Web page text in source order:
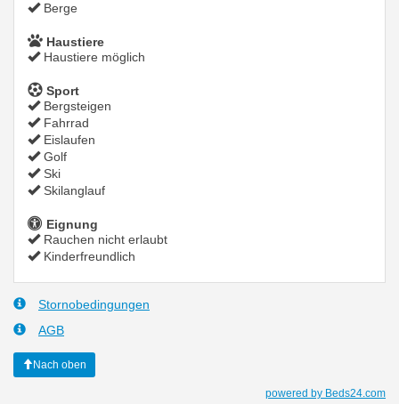
Berge
Haustiere
Haustiere möglich
Sport
Bergsteigen
Fahrrad
Eislaufen
Golf
Ski
Skilanglauf
Eignung
Rauchen nicht erlaubt
Kinderfreundlich
Stornobedingungen
AGB
Nach oben
powered by Beds24.com